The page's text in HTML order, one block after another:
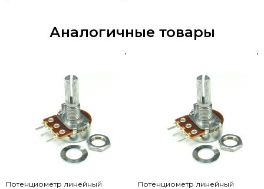
Аналогичные товары
Потенциометр линейный
Потенциометр линейный